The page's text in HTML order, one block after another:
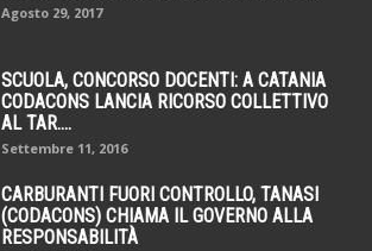
Agosto 29, 2017
SCUOLA, CONCORSO DOCENTI: A CATANIA
CODACONS LANCIA RICORSO COLLETTIVO
AL TAR....
Settembre 11, 2016
CARBURANTI FUORI CONTROLLO, TANASI
(CODACONS) CHIAMA IL GOVERNO ALLA
RESPONSABILITÀ